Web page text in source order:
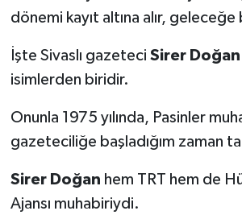
dönemi kayıt altına alır, geleceğe
İşte Sivaslı gazeteci Sirer Doğan
isimlerden biridir.
Onunla 1975 yılında, Pasinler
gazeteciliğe başladığım zaman
Sirer Doğan hem TRT hem de
Ajansı muhabiriydi.
Türkiye
Yaşam